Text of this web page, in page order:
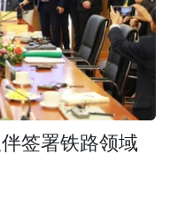
签署铁路领域